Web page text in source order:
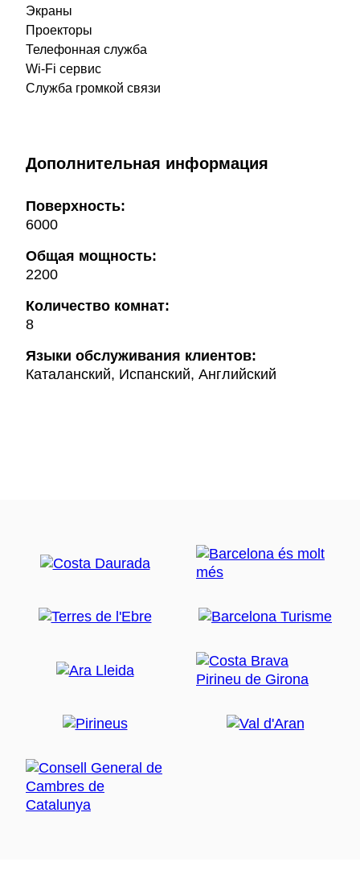
Экраны
Проекторы
Телефонная служба
Wi-Fi сервис
Служба громкой связи
Дополнительная информация
Поверхность:
6000
Общая мощность:
2200
Количество комнат:
8
Языки обслуживания клиентов:
Каталанский, Испанский, Английский